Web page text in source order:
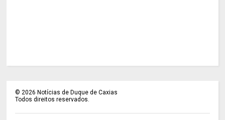
©2026 Notícias de Duque de Caxias
Todos direitos reservados.